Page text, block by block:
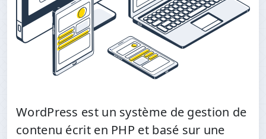
WordPress est un système de gestion de
contenu écrit en PHP et basé sur une